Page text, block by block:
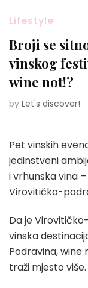
Lifestyle
Broji se
vinskog
wine not!?
by Let's discover!
Pet vinskih
jedinstveni
i vrhunska vina
Virovitičko-
Da je
vinska
Podravina, wine
traži mjesto više.